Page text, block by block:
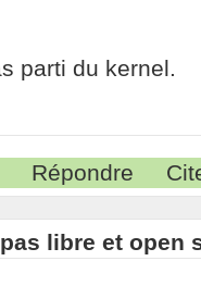
parti du kernel.
Répondre
libre et open